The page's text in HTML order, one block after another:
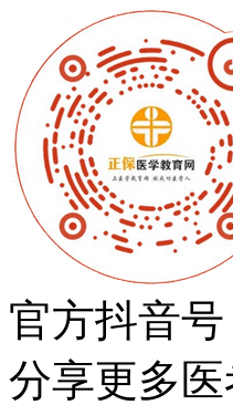
官方抖音号
分享更多医